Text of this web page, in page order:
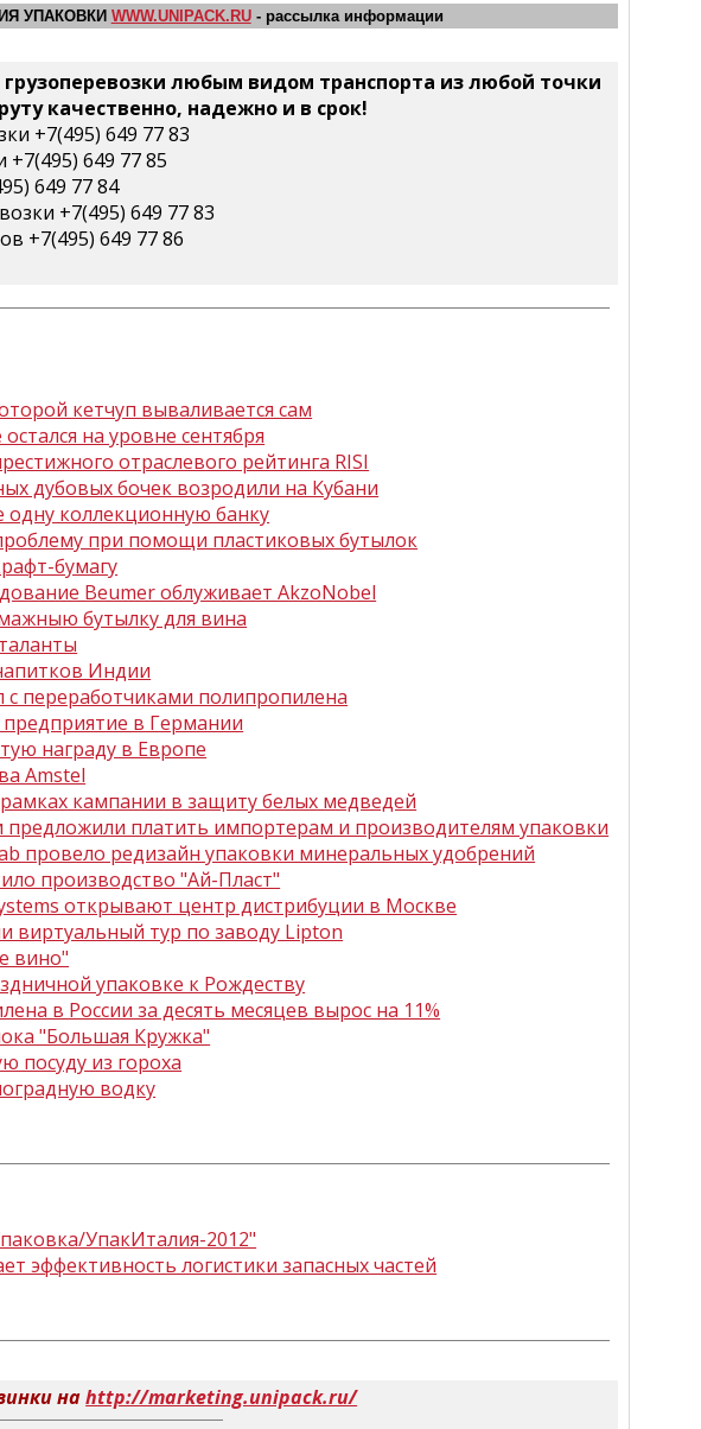
УПАКОВКИ WWW.UNIPACK.RU- рассылка информации
любым видом транспорта из любой точки
качественно, надежно и в срок!
+7(495) 649 77 83
649 77 85
649 77 84
+7(495) 649 77 83
+7(495) 649 77 86
кетчуп вываливается сам
на уровне сентября
отраслевого рейтинга RISI
дубовых бочек возродили на Кубани
коллекционную банку
при помощи пластиковых бутылок
бумагу
Beumer облуживает AkzoNobel
бутылку для вина
Индии
с переработчиками полипропилена
в Германии
награду в Европе
Amstel
кампании в защиту белых медведей
предложили платить импортерам и производителям упаковки
провело редизайн упаковки минеральных удобрений
производство "Ай-Пласт"
открывают центр дистрибуции в Москве
виртуальный тур по заводу Lipton
вино"
упаковке к Рождеству
в России за десять месяцев вырос на 11%
"Большая Кружка"
посуду из гороха
водку
УпакИталия-2012"
эффективность логистики запасных частей
наhttp://marketing.unipack.ru/